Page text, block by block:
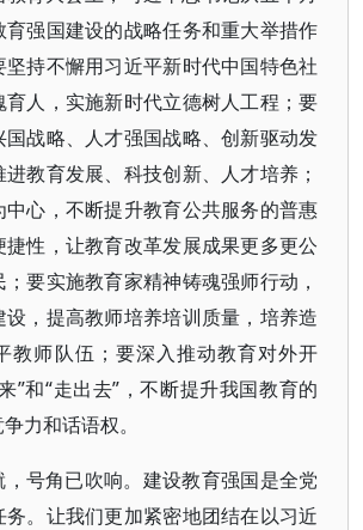
强国建设的战略任务和重大举措作
持不懈用习近平新时代中国特色社
人，实施新时代立德树人工程；要
战略、人才强国战略、创新驱动发
教育发展、科技创新、人才培养；
心，不断提升教育公共服务的普惠
性，让教育改革发展成果更多更公
要实施教育家精神铸魂强师行动，
，提高教师培养培训质量，培养造
教师队伍；要深入推动教育对外开
”和“走出去”，不断提升我国教育的
力和话语权。
号角已吹响。建设教育强国是全党
。让我们更加紧密地团结在以习近